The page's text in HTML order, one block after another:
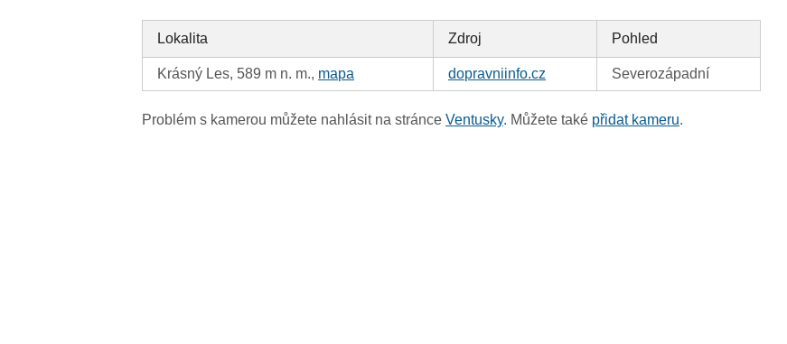
Lokalita Zdroj Pohled
Krásný Les, 589 m n. m., mapa dopravniinfo.cz Severozápadní
Problém s kamerou můžete nahlásit na stránceVentusky. Můžete také přidat kameru.